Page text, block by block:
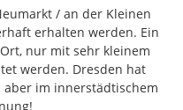
/ an der Kleinen
erhalten werden. Ein
nur mit sehr kleinem
werden. Dresden hat
im innerstädtischem